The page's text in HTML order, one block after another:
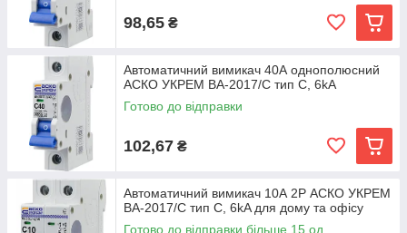
98,65 ₴
Автоматичний вимикач 40А однополюсний
АСКО УКРЕМ ВА-2017/С тип C, 6kA
Готово до відправки
102,67 ₴
Автоматичний вимикач 10А 2Р АСКО УКРЕМ
ВА-2017/С тип C, 6kA для дому та офісу
Готово до відправки більше 15 од.